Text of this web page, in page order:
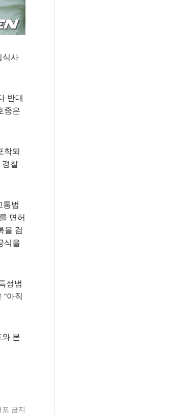
식사
반대
중은
착되
찰
통법
면허
을 검
식을
정범
아직
본
금지